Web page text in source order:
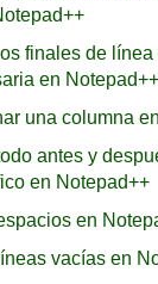
finales de línea
en Notepad++
una columna
antes y
en Notepad++
en
vacías en